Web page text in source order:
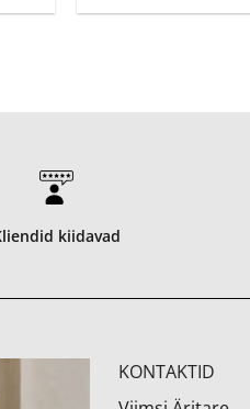
is:
kiidavad
KONTAKTID